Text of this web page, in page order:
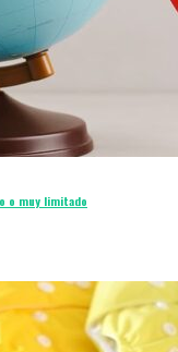
o muy limitado